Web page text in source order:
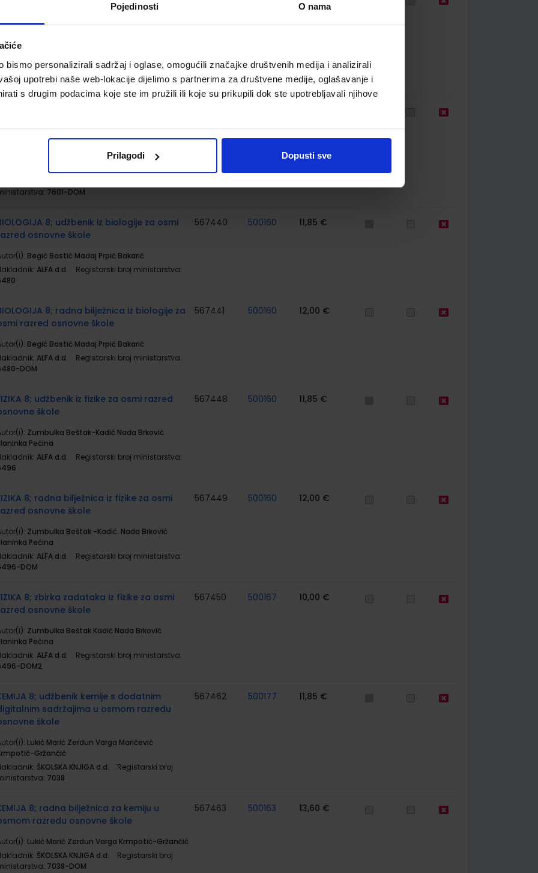
Pojedinosti O nama
bismo personalizirali sadržaj i oglase, omogućili značajke društvenih medija i analizirali
upotrebi naše web-lokacije dijelimo s partnerima za društvene medije, oglašavanje i
s drugim podacima koje ste im pružili ili koje su prikupili dok ste upotrebljavali njihove
Prilagodi Dopusti sve
osmom razredu osnovne škole s dodatnim
sadržajima
ŠKOLSKA KNJIGA d.d.
Registarski broj
7601
Babić Bubica Dimovski Leko Mihočka Ružić
7601-DOM
8; udžbenik iz biologije za osmi
osnovne škole
Begić Bastić Madaj Prpić Bakarić
ALFA d.d.
Registarski broj ministarstva:
567440 500160 11,85 €
8; radna bilježnica iz biologije za
razred osnovne škole
Begić Bastić Madaj Prpić Bakarić
ALFA d.d.
Registarski broj ministarstva:
DOM
567441 500160 12,00 €
8; udžbenik iz fizike za osmi razred
škole
Zumbulka Beštak-Kadić Nada Brković
Pećina
ALFA d.d.
Registarski broj ministarstva:
567448 500160 11,85 €
8; radna bilježnica iz fizike za osmi
osnovne škole
Zumbulka Beštak -Kadić. Nada Brković
Pećina
ALFA d.d.
Registarski broj ministarstva:
DOM
567449 500160 12,00 €
8; zbirka zadataka iz fizike za osmi
osnovne škole
Zumbulka Beštak Kadić Nada Brković
Pećina
ALFA d.d.
Registarski broj ministarstva:
DOM2
567450 500167 10,00 €
8; udžbenik kemije s dodatnim
sadržajima u osmom razredu
škole
Lukić Marić Zerdun Varga Maričević
Gržančić
ŠKOLSKA KNJIGA d.d.
Registarski broj
7038
567462 500177 11,85 €
8; radna bilježnica za kemiju u
razredu osnovne škole
Lukić Marić Zerdun Varga Krmpotić-Gržančić
ŠKOLSKA KNJIGA d.d.
Registarski broj
7038-DOM
567463 500163 13,60 €